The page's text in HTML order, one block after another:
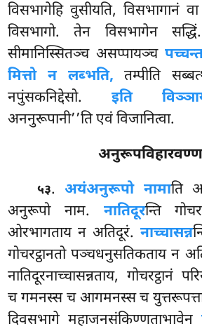
विसभागेहि वुसीयति, विसभागानं वा
विसभागो. तेन विसभागेन सद्धिं.
सीमानिस्सितञ्च असप्पायञ्च
मित्तो न लब्भति, तम्पीति
नपुंसकनिद्देसो.इति
अननुरूपानी’’ति एवं विजानित्वा.
५३.अयंअनुरूपो नामाति
अनुरूपो नाम. नातिदूरन्ति
ओरभागताय नअतिदूरं. नाच्चासन्न
गोचरट्ठानतो पञ्चधनुसतिकताय न
नातिदूरनाच्चासन्नताय, गोचरट्ठानं
च गमनस्स च आगमनस्स च
दिवसभागे महाजनसंकिण्णताभावेन